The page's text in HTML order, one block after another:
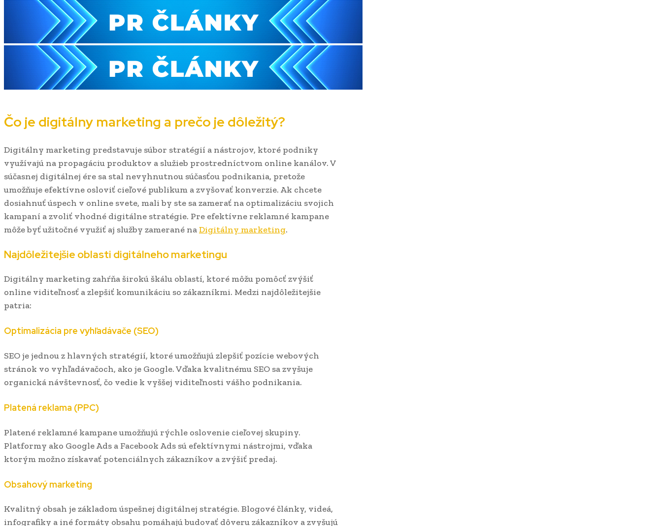
Čo je digitálny marketing a prečo je dôležitý?
Digitálny marketing predstavuje súbor stratégií a nástrojov, ktoré podniky
využívajú na propagáciu produktov a služieb prostredníctvom online kanálov. V
súčasnej digitálnej ére sa stal nevyhnutnou súčasťou podnikania, pretože
umožňuje efektívne osloviť cieľové publikum a zvyšovať konverzie. Ak chcete
dosiahnuť úspech v online svete, mali by ste sa zamerať na optimalizáciu svojich
kampaní a zvoliť vhodné digitálne stratégie. Pre efektívne reklamné kampane
môže byť užitočné využiť aj služby zamerané naDigitálny marketing.
Najdôležitejšie oblasti digitálneho marketingu
Digitálny marketing zahŕňa širokú škálu oblastí, ktoré môžu pomôcť zvýšiť
online viditeľnosť a zlepšiť komunikáciu so zákazníkmi. Medzi najdôležitejšie
patria:
Optimalizácia pre vyhľadávače (SEO)
SEO je jednou z hlavných stratégií, ktoré umožňujú zlepšiť pozície webových
stránok vo vyhľadávačoch, ako je Google. Vďaka kvalitnému SEO sa zvyšuje
organická návštevnosť, čo vedie k vyššej viditeľnosti vášho podnikania.
Platená reklama (PPC)
Platené reklamné kampane umožňujú rýchle oslovenie cieľovej skupiny.
Platformy ako Google Ads a Facebook Ads sú efektívnymi nástrojmi, vďaka
ktorým možno získavať potenciálnych zákazníkov a zvýšiť predaj.
Obsahový marketing
Kvalitný obsah je základom úspešnej digitálnej stratégie. Blogové články, videá,
infografiky a iné formáty obsahu pomáhajú budovať dôveru zákazníkov a zvyšujú